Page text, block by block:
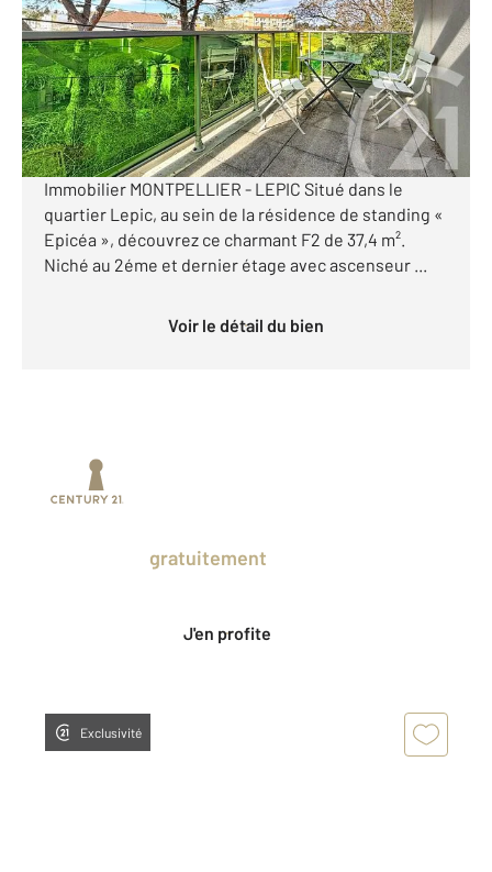
Appartement F2 à vendre
139 000 €
Visiter le site dédié
En Exclusivité dans votre agence Century 21 Granié
Immobilier MONTPELLIER - LEPIC Situé dans le
quartier Lepic, au sein de la résidence de standing «
Epicéa », découvrez ce charmant F2 de 37,4 m².
Niché au 2éme et dernier étage avec ascenseur ...
Voir le détail du bien
gratuitement
J'en profite
Exclusivité